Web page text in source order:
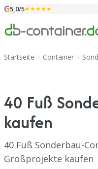
Zum Inhalt springen
G5,0/5★★★★★
Startseite Container
40 Fuß
kaufen
40 Fuß Sonderbau-
Großprojekte kaufen